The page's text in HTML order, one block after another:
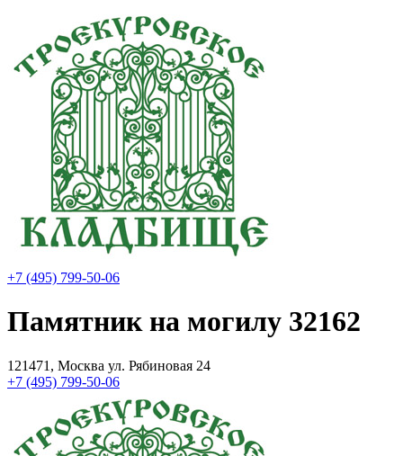
+7 (495) 799-50-06
Памятник на могилу 32162
121471, Москва ул. Рябиновая 24
+7 (495) 799-50-06